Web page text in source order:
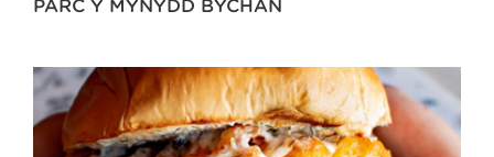
PARC Y MYNYDD BYCHAN